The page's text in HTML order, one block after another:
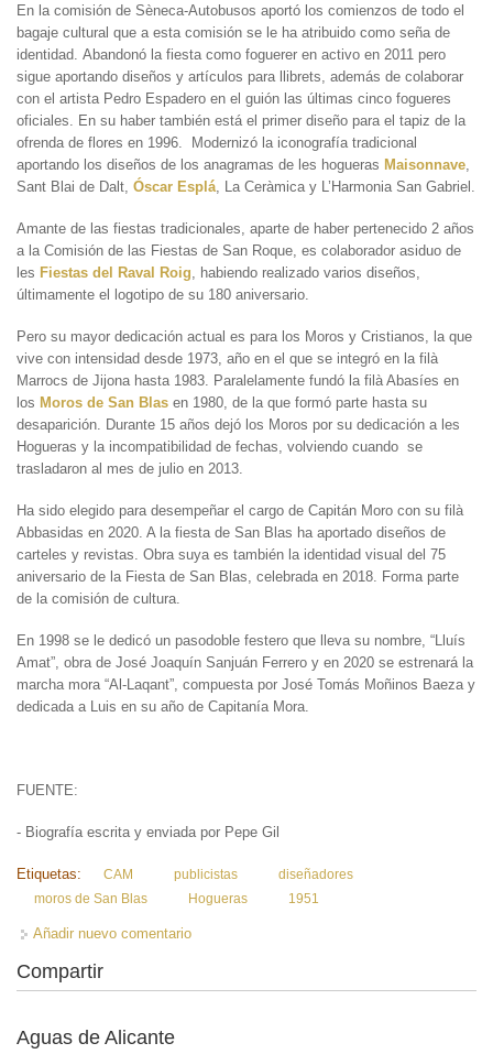
En la comisión de Sèneca-Autobusos aportó los comienzos de todo el
bagaje cultural que a esta comisión se le ha atribuido como seña de
identidad. Abandonó la fiesta como foguerer en activo en 2011 pero
sigue aportando diseños y artículos para llibrets, además de colaborar
con el artista Pedro Espadero en el guión las últimas cinco fogueres
oficiales. En su haber también está el primer diseño para el tapiz de la
ofrenda de flores en 1996. Modernizó la iconografía tradicional
aportando los diseños de los anagramas de les hogueras Maisonnave
Sant Blai de Dalt, Óscar Esplá , La Ceràmica y L’Harmonia San Gabriel.
Amante de las fiestas tradicionales, aparte de haber pertenecido 2 años
a la Comisión de las Fiestas de San Roque, es colaborador asiduo de
les Fiestas del Raval Roig , habiendo realizado varios diseños,
últimamente el logotipo de su 180 aniversario.
Pero su mayor dedicación actual es para los Moros y Cristianos, la que
vive con intensidad desde 1973, año en el que se integró en la filà
Marrocs de Jijona hasta 1983. Paralelamente fundó la filà Abasíes en
los Moros de San Blas en 1980, de la que formó parte hasta su
desaparición. Durante 15 años dejó los Moros por su dedicación a les
Hogueras y la incompatibilidad de fechas, volviendo cuando se
trasladaron al mes de julio en 2013.
Ha sido elegido para desempeñar el cargo de Capitán Moro con su filà
Abbasidas en 2020. A la fiesta de San Blas ha aportado diseños de
carteles y revistas. Obra suya es también la identidad visual del 75
aniversario de la Fiesta de San Blas, celebrada en 2018. Forma parte
de la comisión de cultura.
En 1998 se le dedicó un pasodoble festero que lleva su nombre, “Lluís
Amat”, obra de José Joaquín Sanjuán Ferrero y en 2020 se estrenará la
marcha mora “Al-Laqant”, compuesta por José Tomás Moñinos Baeza y
dedicada a Luis en su año de Capitanía Mora.
FUENTE:
- Biografía escrita y enviada por Pepe Gil
Etiquetas: CAM publicistas
diseñadores
moros de San Blas
Hogueras 1951
Añadir nuevo comentario
Compartir
Aguas de Alicante